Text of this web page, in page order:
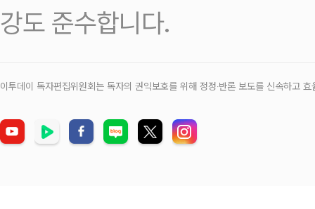
강도 준수합니다.
이투데이 독자편집위원회는 독자의 권익보호를 위해 정정‧반론 보도를 신속하고